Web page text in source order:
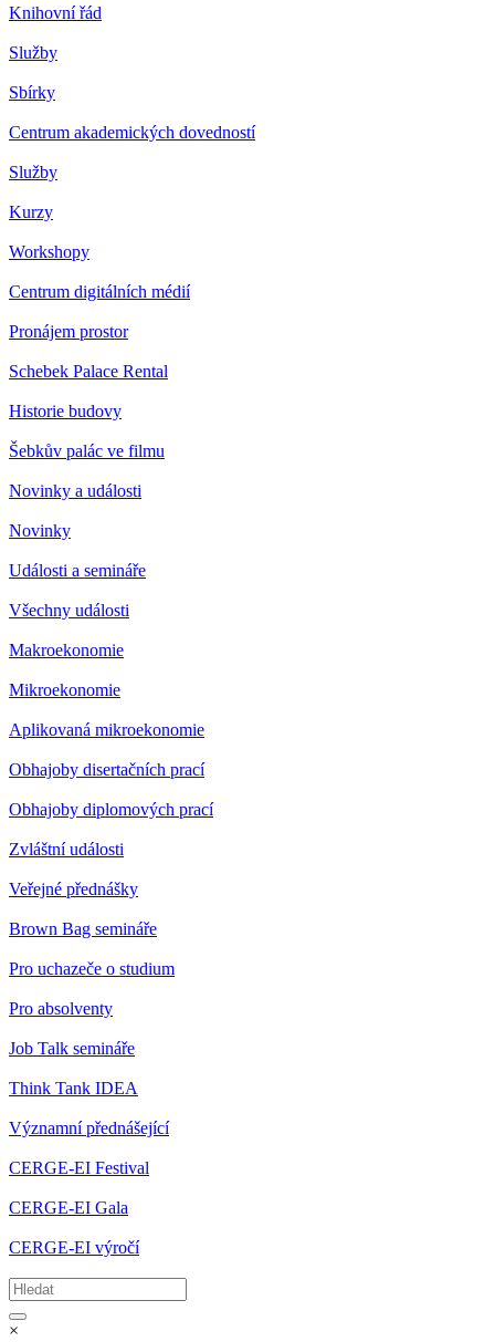
Knihovní řád
Služby
Sbírky
Centrum akademických dovedností
Služby
Kurzy
Workshopy
Centrum digitálních médií
Pronájem prostor
Schebek Palace Rental
Historie budovy
Šebkův palác ve filmu
Novinky a události
Novinky
Události a semináře
Všechny události
Makroekonomie
Mikroekonomie
Aplikovaná mikroekonomie
Obhajoby disertačních prací
Obhajoby diplomových prací
Zvláštní události
Veřejné přednášky
Brown Bag semináře
Pro uchazeče o studium
Pro absolventy
Job Talk semináře
Think Tank IDEA
Významní přednášející
CERGE-EI Festival
CERGE-EI Gala
CERGE-EI výročí
×